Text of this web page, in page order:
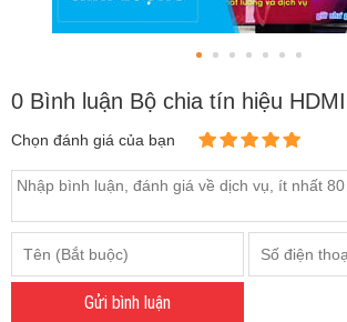
0 Bình luận Bộ chia tín hiệu
Chọn đánh giá của bạn
Gửi bình luận